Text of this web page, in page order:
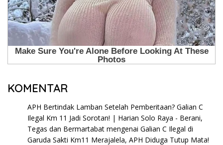
KOMENTAR
APH Bertindak Lamban Setelah Pemberitaan? Galian C
Ilegal Km 11 Jadi Sorotan! | Harian Solo Raya - Berani,
Tegas dan Bermartabat mengenai Galian C Ilegal di
Garuda Sakti Km11 Merajalela, APH Diduga Tutup Mata!